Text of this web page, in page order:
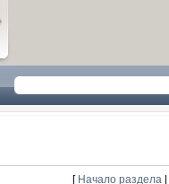
[ Начало раздела |